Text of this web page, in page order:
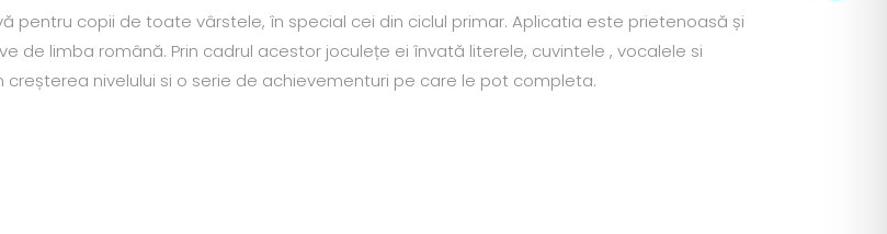
pentru copii de toate vârstele, în special cei din ciclul primar. Aplicatia este prietenoasă și
de limba română. Prin cadrul acestor joculețe ei învată literele, cuvintele , vocalele si
nivelului si o serie de achievementuri pe care le pot completa.